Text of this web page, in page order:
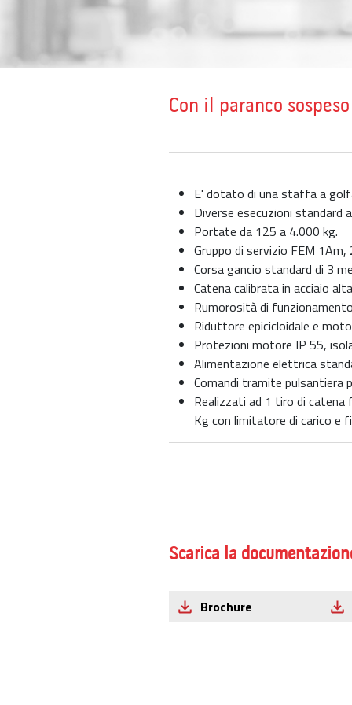
Con il paranco
E' dotato di una staffa a
Diverse esecuzioni
Portate da 125 a 4.000 kg.
Gruppo di servizio FEM 1Am,
Corsa gancio standard di 3
Catena calibrata in acciaio
Rumorosità di
Riduttore epicicloidale e
Protezioni motore IP 55,
Alimentazione elettrica
Comandi tramite pulsantiera
Realizzati ad 1 tiro di
Kg con limitatore di carico e
Scarica la
Brochure